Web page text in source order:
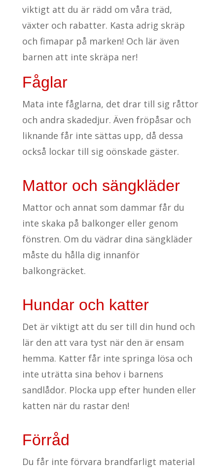
viktigt att du är rädd om våra träd,
växter och rabatter. Kasta adrig skräp
och fimapar på marken! Och lär även
barnen att inte skräpa ner!
Fåglar
Mata inte fåglarna, det drar till sig råttor
och andra skadedjur. Även fröpåsar och
liknande får inte sättas upp, då dessa
också lockar till sig oönskade gäster.
Mattor och sängkläder
Mattor och annat som dammar får du
inte skaka på balkonger eller genom
fönstren. Om du vädrar dina sängkläder
måste du hålla dig innanför
balkongräcket.
Hundar och katter
Det är viktigt att du ser till din hund och
lär den att vara tyst när den är ensam
hemma. Katter får inte springa lösa och
inte uträtta sina behov i barnens
sandlådor. Plocka upp efter hunden eller
katten när du rastar den!
Förråd
Du får inte förvara brandfarligt material